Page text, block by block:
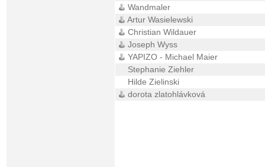
Wandmaler
Artur Wasielewski
Christian Wildauer
Joseph Wyss
YAPIZO - Michael Maier
Stephanie Ziehler
Hilde Zielinski
dorota zlatohlávková